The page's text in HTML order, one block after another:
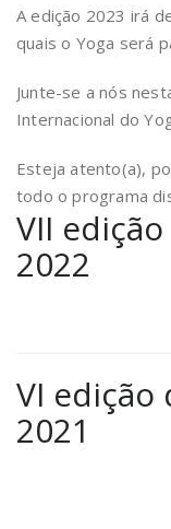
A edição 2023 irá
quais o Yoga será
Junte-se a nós
Internacional do
Esteja atento(a),
todo o programa
VII
2022
VI edição
2021